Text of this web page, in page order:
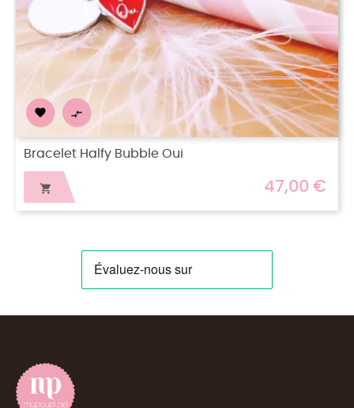
47,00 €
Bracelet Starry Tenderness